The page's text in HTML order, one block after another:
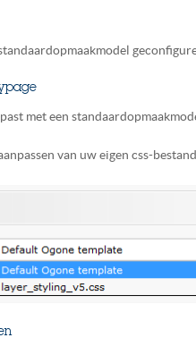
met een
van uw eigen css-